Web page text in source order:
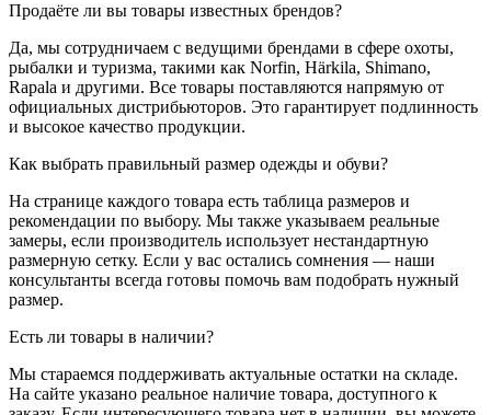
Продаёте ли вы товары известных брендов?
Да, мы сотрудничаем с ведущими брендами в сфере охоты,
рыбалки и туризма, такими как Norfin, Härkila, Shimano,
Rapala и другими. Все товары поставляются напрямую от
официальных дистрибьюторов. Это гарантирует подлинность
и высокое качество продукции.
Как выбрать правильный размер одежды и обуви?
На странице каждого товара есть таблица размеров и
рекомендации по выбору. Мы также указываем реальные
замеры, если производитель использует нестандартную
размерную сетку. Если у вас остались сомнения — наши
консультанты всегда готовы помочь вам подобрать нужный
размер.
Есть ли товары в наличии?
Мы стараемся поддерживать актуальные остатки на складе.
На сайте указано реальное наличие товара, доступного к